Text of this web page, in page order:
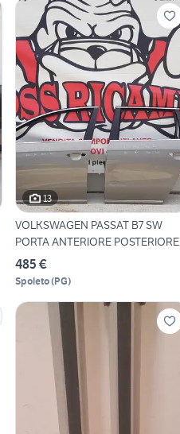
13
VOLKSWAGEN PASSAT B7 SW
PORTA ANTERIORE POSTERIORE
485 €
Spoleto(PG)